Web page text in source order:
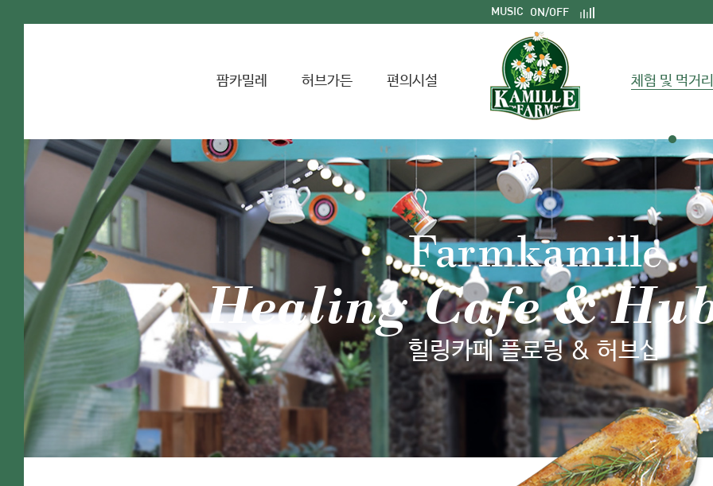
MUSIC ON/OFF
팜카밀레 허브가든 편의시설 체험 및 먹거리
Farmkamille
Healing Cafe &
힐링카페 플로링 & 허브샵